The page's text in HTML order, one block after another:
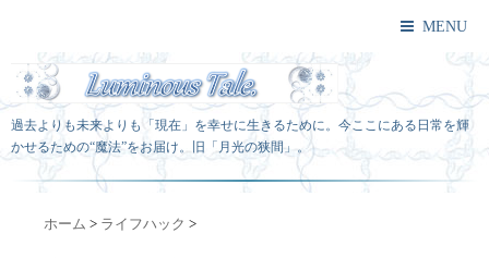
MENU
過去よりも未来よりも「現在」を幸せに生きるために。今ここにある日常を輝
かせるための“魔法”をお届け。旧「月光の狭間」。
ホーム > ライフハック >